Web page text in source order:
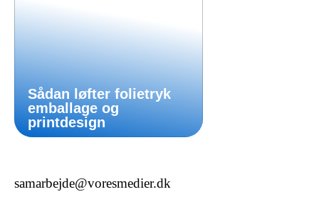
Sådan løfter folietryk
emballage og
printdesign
samarbejde@voresmedier.dk